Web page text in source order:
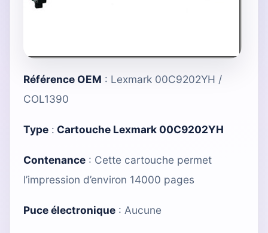
Référence OEM : Lexmark 00C9202YH /
COL1390
Type : Cartouche Lexmark 00C9202YH
Contenance : Cette cartouche permet
l’impression d’environ 14000 pages
Puce électronique : Aucune